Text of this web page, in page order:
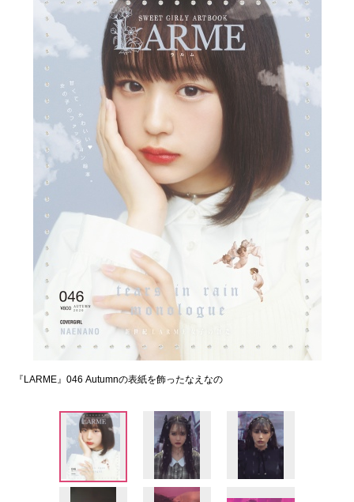
『LARME』046 Autumnの表紙を飾ったなえなの